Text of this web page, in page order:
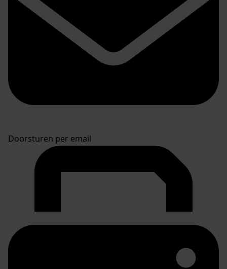
Doorsturen per email